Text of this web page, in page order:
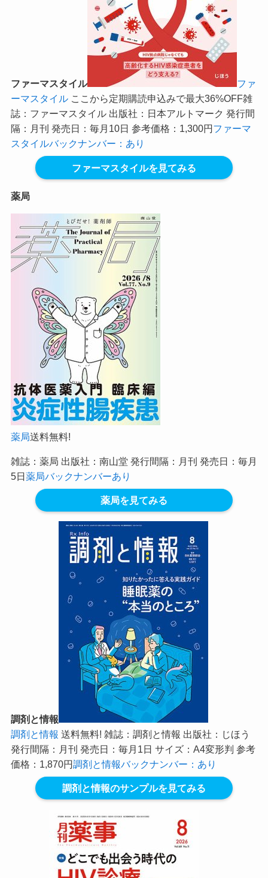
ファーマスタイル
ファ
ーマスタイル ここから定期購読申込みで最大36%OFF雑
誌：ファーマスタイル 出版社：日本アルトマーク 発行間
隔：月刊 発売日：毎月10日 参考価格：1,300円 ファーマ
スタイルバックナンバー：あり
ファーマスタイルを見てみる
薬局
薬局送料無料!
雑誌：薬局 出版社：南山堂 発行間隔：月刊 発売日：毎月
5日薬局バックナンバーあり
薬局を見てみる
調剤と情報
調剤と情報 送料無料! 雑誌：調剤と情報 出版社：じほう
発行間隔：月刊 発売日：毎月1日 サイズ：A4変形判 参考
価格：1,870円調剤と情報バックナンバー：あり
調剤と情報のサンプルを見てみる